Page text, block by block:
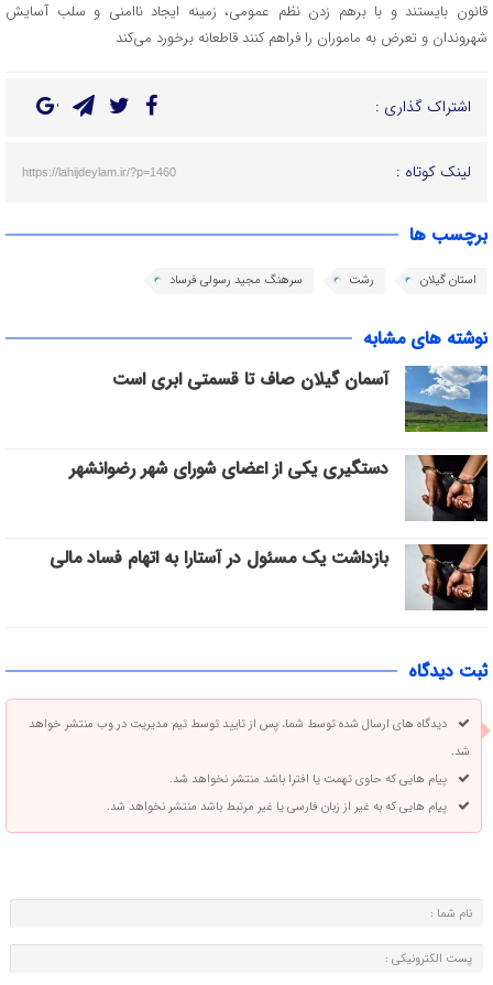
قانون بایستند و با برهم زدن نظم عمومی، زمینه ایجاد ناامنی و سلب آسایش
شهروندان و تعرض به ماموران را فراهم کنند قاطعانه برخورد می‌کند
اشتراک گذاری :
لینک کوتاه : https://lahijdeylam.ir/?p=1460
برچسب ها
استان گیلان رشت سرهنگ مجید رسولی فرساد
نوشته های مشابه
آسمان گیلان صاف تا قسمتی ابری است
دستگیری یکی از اعضای شورای شهر رضوانشهر
بازداشت یک مسئول در آستارا به اتهام فساد مالی
ثبت دیدگاه
دیدگاه های ارسال شده توسط شما، پس از تایید توسط تیم مدیریت در وب منتشر خواهد
شد.
پیام هایی که حاوی تهمت یا افترا باشد منتشر نخواهد شد.
پیام هایی که به غیر از زبان فارسی یا غیر مرتبط باشد منتشر نخواهد شد.